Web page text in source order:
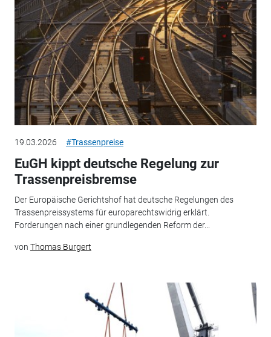
19.03.2026 #Trassenpreise
EuGH kippt deutsche Regelung zur
Trassenpreisbremse
Der Europäische Gerichtshof hat deutsche Regelungen des
Trassenpreissystems für europarechtswidrig erklärt.
Forderungen nach einer grundlegenden Reform der...
von Thomas Burgert